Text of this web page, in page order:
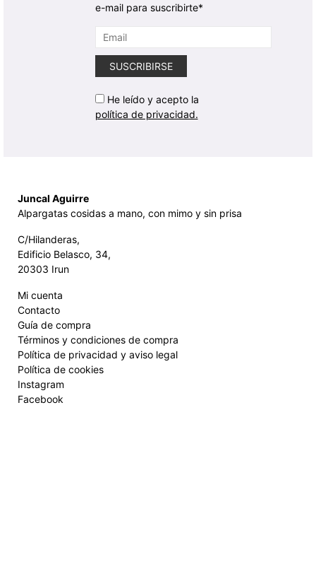
e-mail para suscribirte*
He leído y acepto la
política de privacidad.
Juncal Aguirre
Alpargatas cosidas a mano, con mimo y sin prisa
C/Hilanderas,
Edificio Belasco, 34,
20303 Irun
Mi cuenta
Contacto
Guía de compra
Términos y condiciones de compra
Política de privacidad y aviso legal
Política de cookies
Instagram
Facebook